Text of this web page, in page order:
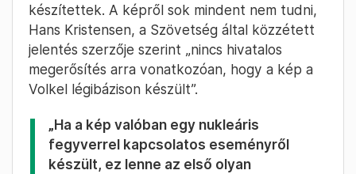
készítettek. A képről sok mindent nem tudni,
Hans Kristensen, a Szövetség által közzétett
jelentés szerzője szerint „nincs hivatalos
megerősítés arra vonatkozóan, hogy a kép a
Volkel légibázison készült”.
„Ha a kép valóban egy nukleáris
fegyverrel kapcsolatos eseményről
készült, ez lenne az első olyan